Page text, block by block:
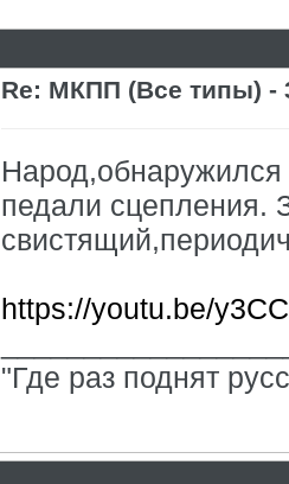
Re: МКПП (Все типы) -
педали сцепления.
https://youtu.be/
"Где раз поднят